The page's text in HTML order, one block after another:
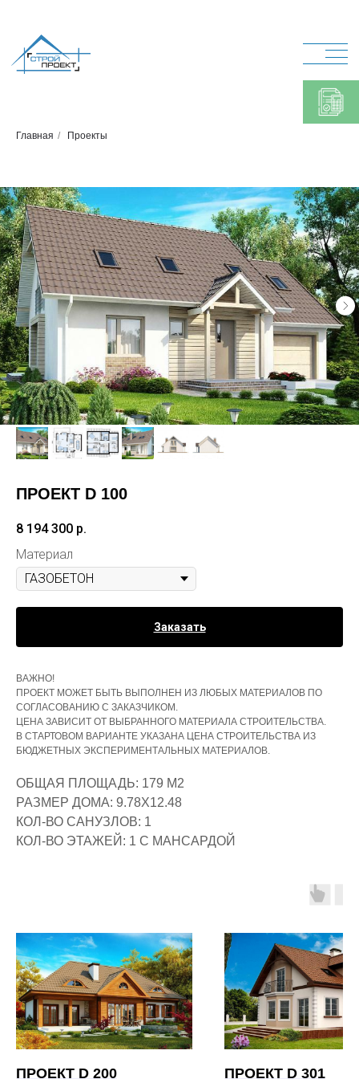
Главная / Проекты
ПРОЕКТ D 100
8 194 300 р.
Материал
Заказать
ВАЖНО!
ПРОЕКТ МОЖЕТ БЫТЬ ВЫПОЛНЕН ИЗ ЛЮБЫХ МАТЕРИАЛОВ ПО
СОГЛАСОВАНИЮ С ЗАКАЗЧИКОМ.
ЦЕНА ЗАВИСИТ ОТ ВЫБРАННОГО МАТЕРИАЛА СТРОИТЕЛЬСТВА.
В СТАРТОВОМ ВАРИАНТЕ УКАЗАНА ЦЕНА СТРОИТЕЛЬСТВА ИЗ
БЮДЖЕТНЫХ ЭКСПЕРИМЕНТАЛЬНЫХ МАТЕРИАЛОВ.
ОБЩАЯ ПЛОЩАДЬ: 179 М2
РАЗМЕР ДОМА: 9.78Х12.48
КОЛ-ВО САНУЗЛОВ: 1
КОЛ-ВО ЭТАЖЕЙ: 1 С МАНСАРДОЙ
ПРОЕКТ D 200 ПРОЕКТ D 301
НАЛИЧНЫЙ
РАСЧЁТ
Оплата наличными по договору.